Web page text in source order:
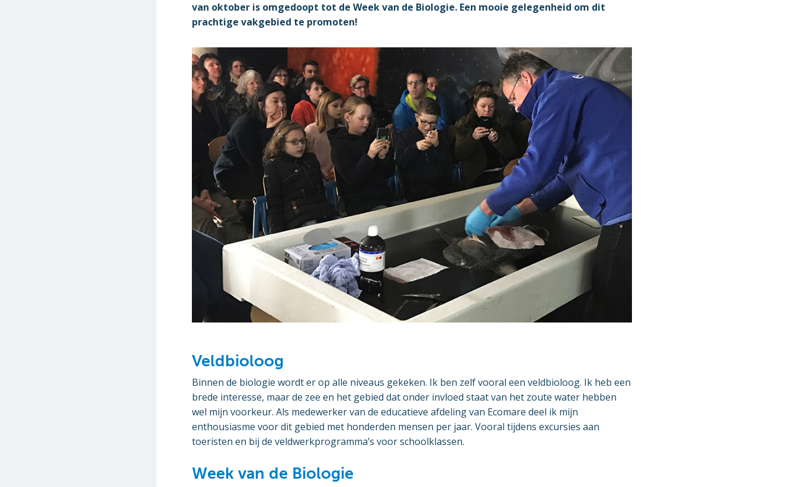
van oktober is omgedoopt tot de Week van de Biologie. Een mooie gelegenheid om dit
prachtige vakgebied te promoten!
Veldbioloog
Binnen de biologie wordt er op alle niveaus gekeken. Ik ben zelf vooral een veldbioloog. Ik heb een
brede interesse, maar de zee en het gebied dat onder invloed staat van het zoute water hebben
wel mijn voorkeur. Als medewerker van de educatieve afdeling van Ecomare deel ik mijn
enthousiasme voor dit gebied met honderden mensen per jaar. Vooral tijdens excursies aan
toeristen en bij de veldwerkprogramma’s voor schoolklassen.
Week van de Biologie